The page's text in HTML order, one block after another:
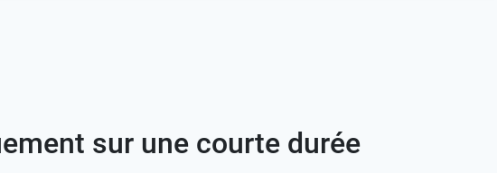
sur une courte durée